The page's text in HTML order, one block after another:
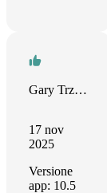
Gary Trzcianka
17 nov
2025
Versione
app: 10.5